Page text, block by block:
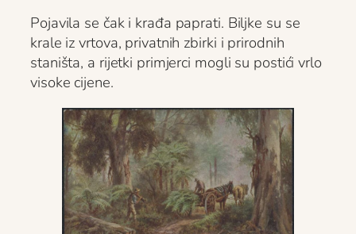
Pojavila se čak i krađa paprati. Biljke su se
krale iz vrtova, privatnih zbirki i prirodnih
staništa, a rijetki primjerci mogli su postići vrlo
visoke cijene.